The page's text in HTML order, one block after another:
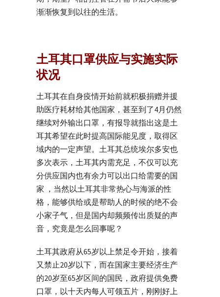
渐渐恢复到以往的生活。
土耳其口罩供应与实施实际
状况
土耳其在自身疫情开始前就积极捐赠并援
助医疗耗材给其他国家，甚至到了4月仍然
继续对外输出口罩，有报导就指出这是土
耳其希望在此时提高国际能见度，取得区
域内的一定声望。土耳其总统埃尔多安也
多次表示，土耳其内需充足，不仅可以充
分供应国内也有余力可以出口给需要的国
家 ，当然以土耳其非常热心与海派的性
格，能够供给或是帮助人的时候的绝不会
小家子气，但是国内却频频传出质疑的声
音，究竟是怎么回事呢？
土耳其政府从65岁以上禁足令开始，接着
又禁止20岁以下，而在国家主要经济生产
的20岁至65岁区间的国民，政府提供免费
口罩，以十天内每人可领五片，刚刚好上